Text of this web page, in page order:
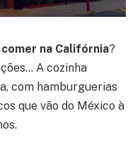
na Califórnia?
A cozinha
com hamburguerias
que vão do México à